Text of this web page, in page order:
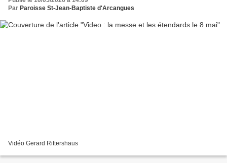
Par Paroisse St-Jean-Baptiste d'Arcangues
Vidéo Gerard Rittershaus